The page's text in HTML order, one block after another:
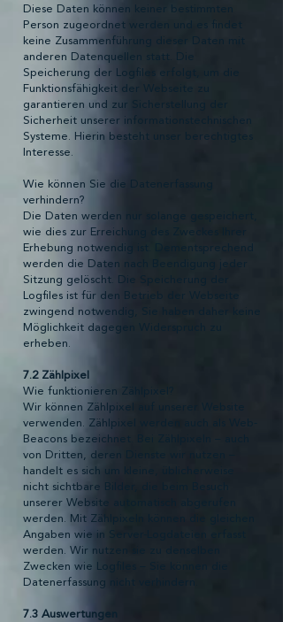
Diese Daten können keiner bestimmten
Person zugeordnet werden und es findet
keine Zusammenführung dieser Daten mit
anderen Datenquellen statt. Die
Speicherung der Logfiles erfolgt, um die
Funktionsfähigkeit der Webseite zu
garantieren und zur Sicherstellung der
Sicherheit unserer informationstechnischen
Systeme. Hierin besteht unser berechtigtes
Interesse.
Wie können Sie die Datenerfassung
verhindern?
Die Daten werden nur solange gespeichert,
wie dies zur Erreichung des Zweckes Ihrer
Erhebung notwendig ist. Dementsprechend
werden die Daten nach Beendigung jeder
Sitzung gelöscht. Die Speicherung der
Logfiles ist für den Betrieb der Webseite
zwingend notwendig, Sie haben daher keine
Möglichkeit dagegen Widerspruch zu
erheben.
7.2 Zählpixel
Wie funktionieren Zählpixel?
Wir können Zählpixel auf unserer Website
verwenden. Zählpixel werden auch als Web-
Beacons bezeichnet. Bei Zählpixeln – auch
von Dritten, deren Dienste wir nutzen –
handelt es sich um kleine, üblicherweise
nicht sichtbare Bilder, die beim Besuch
unserer Website automatisch abgerufen
werden. Mit Zählpixeln können die gleichen
Angaben wie in Server-Logdateien erfasst
werden. Wir nutzen sie zu denselben
Zwecken wie Logfiles – Sie können die
Datenerfassung nicht verhindern.
7.3 Auswertungen